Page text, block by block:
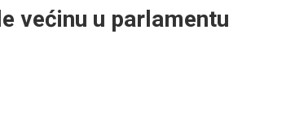
većinu u parlamentu